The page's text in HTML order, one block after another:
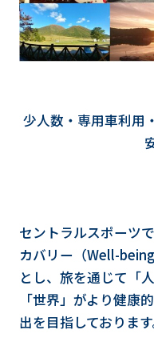
少人数・専用車利用
セントラルスポーツ
カバリー（Well-
とし、旅を通じて「
「世界」がより健康
出を目指しております